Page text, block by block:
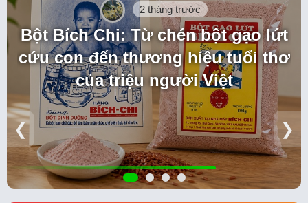
2 tháng trước
Bột Bích Chi: Từ chén bột gạo lứt
cứu con đến thương hiệu tuổi thơ
của triệu người Việt
❮ ❯